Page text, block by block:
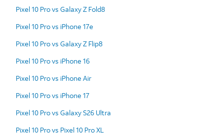
Pixel 10 Pro vs Galaxy Z Fold8
Pixel 10 Pro vs iPhone 17e
Pixel 10 Pro vs Galaxy Z Flip8
Pixel 10 Pro vs iPhone 16
Pixel 10 Pro vs iPhone Air
Pixel 10 Pro vs iPhone 17
Pixel 10 Pro vs Galaxy S26 Ultra
Pixel 10 Pro vs Pixel 10 Pro XL